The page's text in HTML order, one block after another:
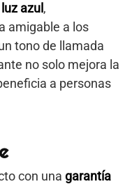
azul ,
amigable a los
tono de llamada
no solo mejora la
a personas
con una garantía